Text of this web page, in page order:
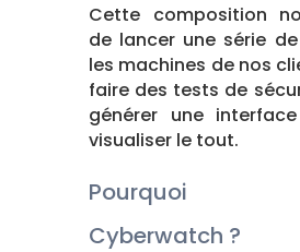
Cette composition
de lancer une série
les machines de nos
faire des tests de
générer une
visualiser le tout.
Pourquoi
Cyberwatch ?